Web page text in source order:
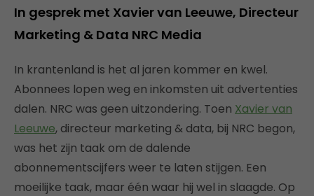
In gesprek met Xavier van Leeuwe, Directeur
Marketing & Data NRC Media
In krantenland is het al jaren kommer en kwel.
Abonnees lopen weg en inkomsten uit advertenties
dalen. NRC was geen uitzondering. Toen Xavier van
Leeuwe, directeur marketing & data, bij NRC begon,
was het zijn taak om de dalende
abonnementscijfers weer te laten stijgen. Een
moeilijke taak, maar één waar hij wel in slaagde. Op